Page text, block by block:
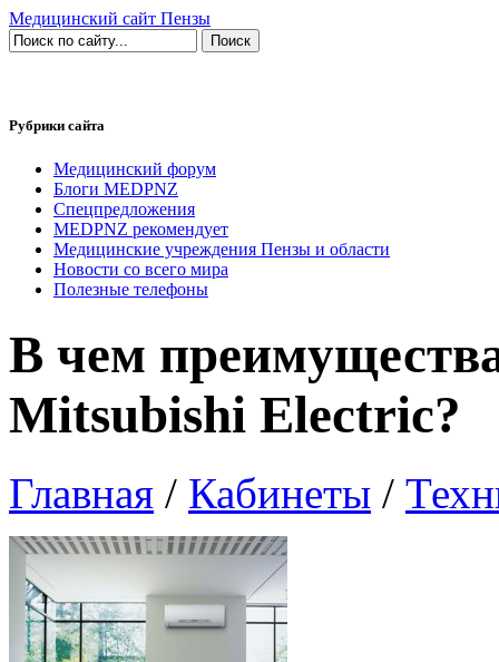
Медицинский сайт Пензы
Рубрики сайта
Медицинский форум
Блоги MEDPNZ
Спецпредложения
MEDPNZ рекомендует
Медицинские учреждения Пензы и области
Новости со всего мира
Полезные телефоны
В чем
Mitsubishi Electric?
Главная / Кабинеты /